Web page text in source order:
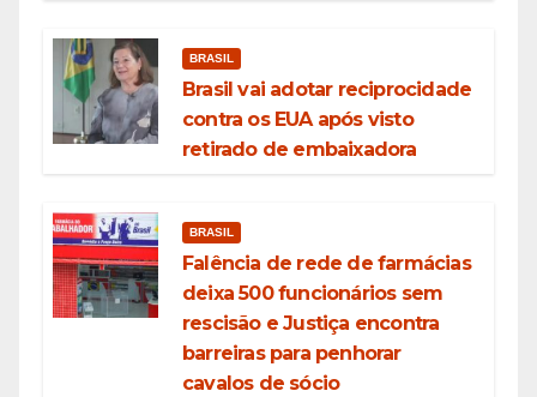
BRASIL
Brasil vai adotar reciprocidade
contra os EUA após visto
retirado de embaixadora
BRASIL
Falência de rede de farmácias
deixa 500 funcionários sem
rescisão e Justiça encontra
barreiras para penhorar
cavalos de sócio